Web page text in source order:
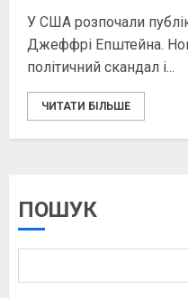
У США розпочали
Джеффрі Епштейна.
політичний скандал і...
ЧИТАТИ БІЛЬШЕ
ПОШУК